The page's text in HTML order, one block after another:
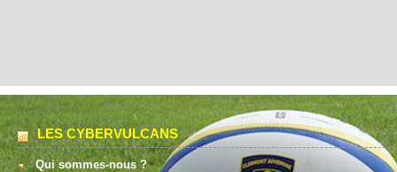
LES CYBERVULCANS
Qui sommes-nous ?